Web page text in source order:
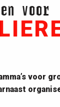
voor
voor